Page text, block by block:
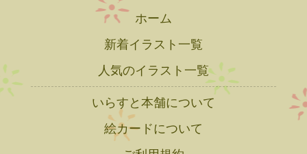
ホーム
新着イラスト一覧
人気のイラスト一覧
いらすと本舗について
絵カードについて